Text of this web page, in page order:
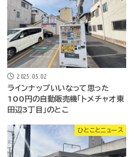
2025.05.02
ラインナップいいなって思った
100円の自動販売機「トメチャオ東
田辺3丁目」のとこ
ひとことニュース